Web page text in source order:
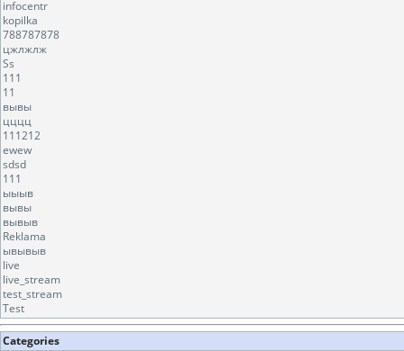
infocentr
kopilka
788787878
цжлжлж
Ss
111
11
вывы
цццц
111212
ewew
sdsd
111
ыыыв
вывы
вывыв
Reklama
ывывыв
live
live_stream
test_stream
Test
Categories